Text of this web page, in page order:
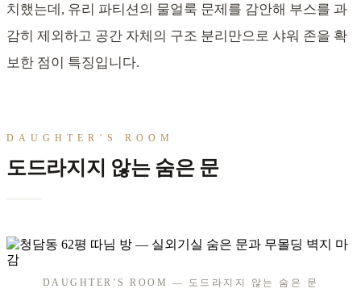
치했는데, 유리 파티션의 물얼룩 문제를 감안해 부스를 과
감히 제외하고 공간 자체의 구조 분리만으로 샤워 존을 확
보한 점이 특징입니다.
DAUGHTER’S ROOM
도드라지지 않는 숨은 문
DAUGHTER’S ROOM — 도드라지지 않는 숨은 문